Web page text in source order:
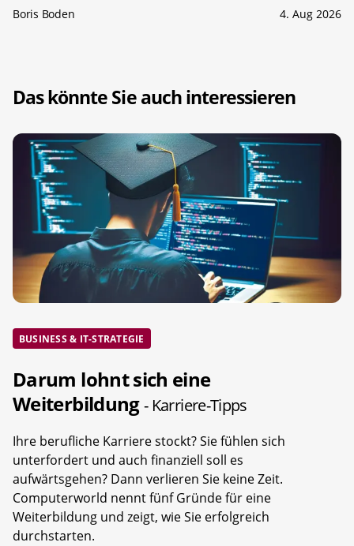
Boris Boden 4. Aug 2026
Das könnte Sie auch interessieren
BUSINESS & IT-STRATEGIE
Darum lohnt sich eine
Weiterbildung- Karriere-Tipps
Ihre berufliche Karriere stockt? Sie fühlen sich
unterfordert und auch finanziell soll es
aufwärtsgehen? Dann verlieren Sie keine Zeit.
Computerworld nennt fünf Gründe für eine
Weiterbildung und zeigt, wie Sie erfolgreich
durchstarten.